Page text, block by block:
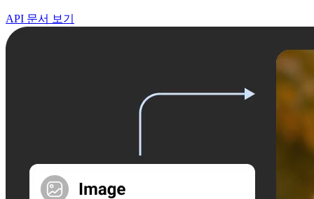
API 문서 보기